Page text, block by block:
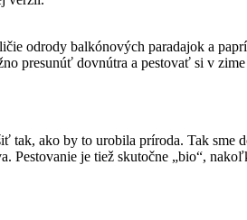
odrody balkónových paradajok a
presunúť dovnútra a pestovať si v
tak, ako by to urobila príroda. Tak sme
Pestovanie je tiež skutočne „bio“,